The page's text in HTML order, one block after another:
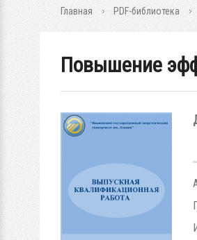
Главная PDF-библиотека
Повышение